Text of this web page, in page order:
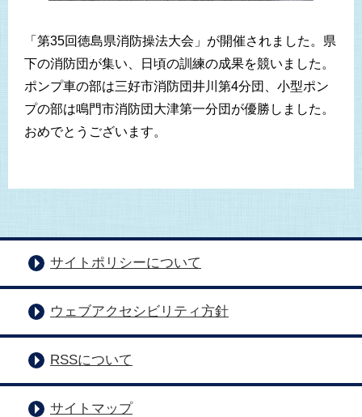
「第35回徳島県消防操法大会」が開催されました。県
下の消防団が集い、日頃の訓練の成果を競いました。
ポンプ車の部は三好市消防団井川第4分団、小型ポン
プの部は鳴門市消防団大津第一分団が優勝しました。
おめでとうございます。
サイトポリシーについて
ウェブアクセシビリティ方針
RSSについて
サイトマップ